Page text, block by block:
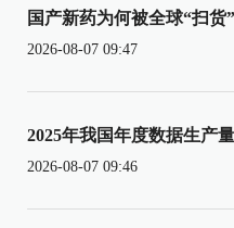
国产新药为何被全球“扫货”
2026-08-07 09:47
2025年我国年度数据生产
2026-08-07 09:46